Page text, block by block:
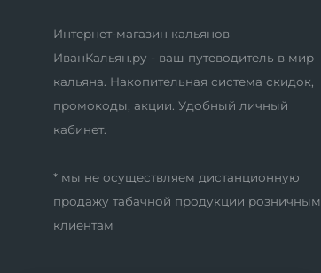
Интернет-магазин кальянов
ИванКальян.ру - ваш путеводитель в мир
кальяна. Накопительная система скидок,
промокоды, акции. Удобный личный
кабинет.
* мы не осуществляем дистанционную
продажу табачной продукции розничным
клиентам